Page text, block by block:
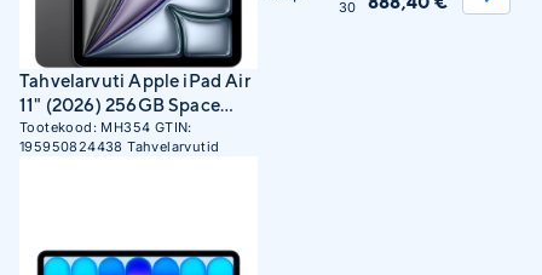
Tahvelarvuti Apple iPad Air
11" (2026) 256GB Space
Gray
Tootekood: MH354 GTIN:
195950824438 Tahvelarvutid
30